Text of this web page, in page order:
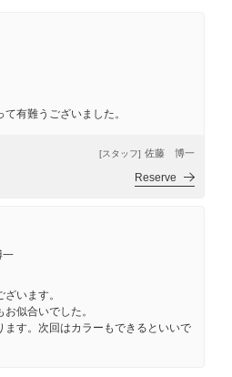
有難うございました。
[スタッフ] 佐藤 博一
Reserve
一
います。
似合いでした。
ます。次回はカラーもできるといいで